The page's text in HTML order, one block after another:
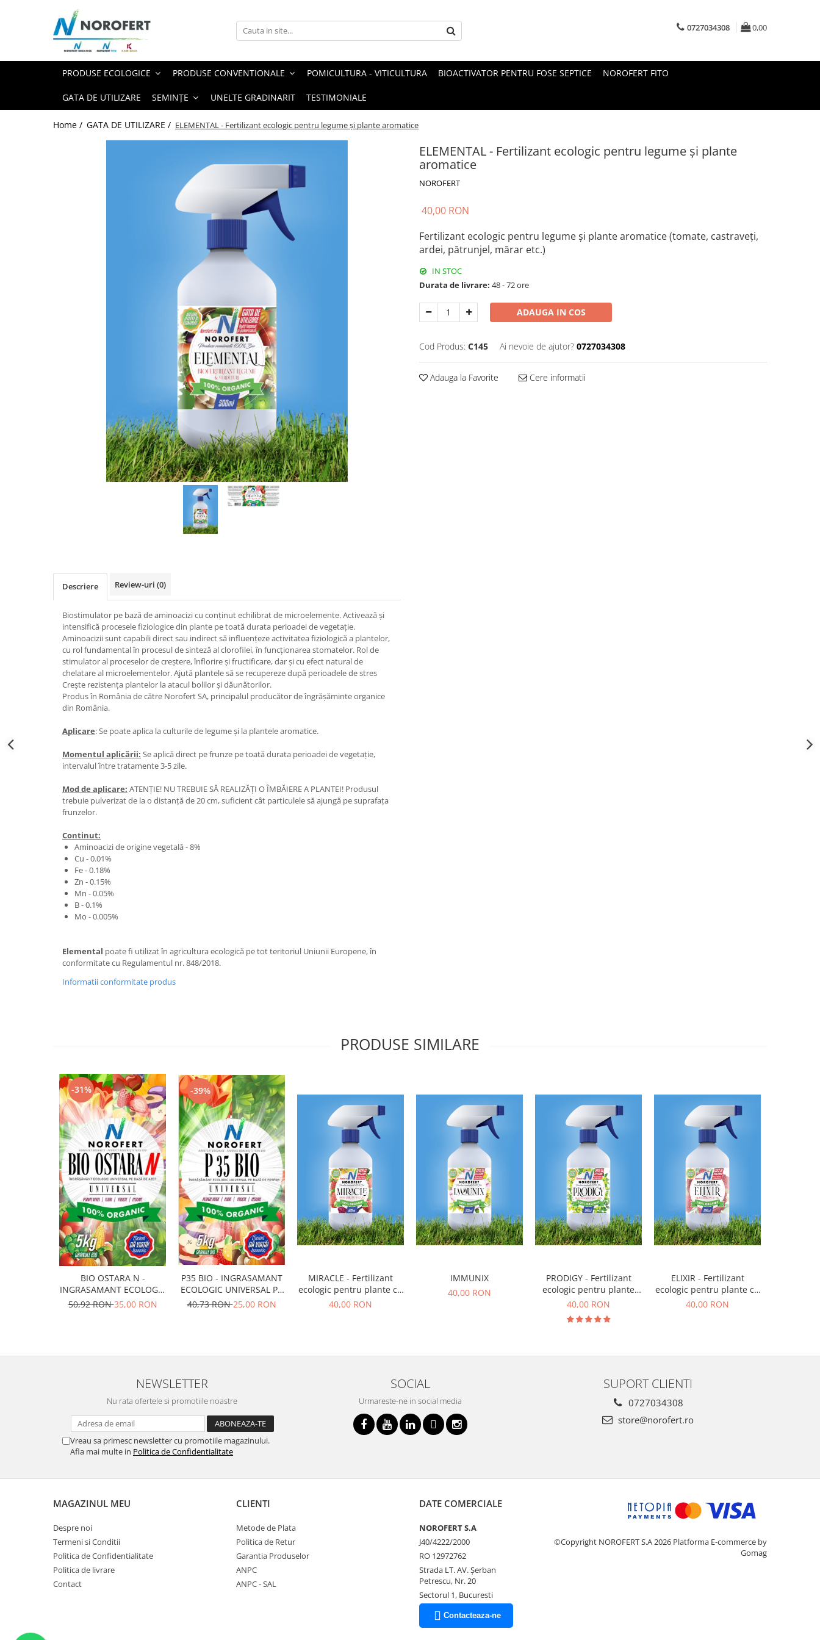
Produse ECOLOGICE
Produse speciale
Ingrasaminte solide de sol
Produse CONVENTIONALE
Ingrasaminte foliare conventionale
POWER MIX
Semințe
0727034308 0,00
PRODUSE ECOLOGICE PRODUSE CONVENTIONALE POMICULTURA - VITICULTURA BIOACTIVATOR PENTRU FOSE SEPTICE NOROFERT FITO
GATA DE UTILIZARE SEMINȚE UNELTE GRADINARIT TESTIMONIALE
Home / GATA DE UTILIZARE / ELEMENTAL - Fertilizant ecologic pentru legume și plante aromatice
ELEMENTAL - Fertilizant ecologic pentru legume și plante
aromatice
NOROFERT
40,00 RON
Fertilizant ecologic pentru legume și plante aromatice (tomate, castraveți,
ardei, pătrunjel, mărar etc.)
IN STOC
Durata de livrare: 48 - 72 ore
ADAUGA IN COS
Cod Produs: C145 Ai nevoie de ajutor? 0727034308
Adauga la Favorite Cere informatii
Descriere Review-uri (0)
Biostimulator pe bază de aminoacizi cu conținut echilibrat de microelemente. Activează și
intensifică procesele fiziologice din plante pe toată durata perioadei de vegetație.
Aminoacizii sunt capabili direct sau indirect să influențeze activitatea fiziologică a plantelor,
cu rol fundamental în procesul de sinteză al clorofilei, în funcționarea stomatelor. Rol de
stimulator al proceselor de creștere, înflorire și fructificare, dar și cu efect natural de
chelatare al microelementelor. Ajută plantele să se recupereze după perioadele de stres
Crește rezistența plantelor la atacul bolilor și dăunătorilor.
Produs în România de către Norofert SA, principalul producător de îngrășăminte organice
din România.
Aplicare: Se poate aplica la culturile de legume și la plantele aromatice.
Momentul aplicării: Se aplică direct pe frunze pe toată durata perioadei de vegetație,
intervalul între tratamente 3-5 zile.
Mod de aplicare: ATENȚIE! NU TREBUIE SĂ REALIZĂȚI O ÎMBĂIERE A PLANTEI! Produsul
trebuie pulverizat de la o distanță de 20 cm, suficient cât particulele să ajungă pe suprafața
frunzelor.
Continut:
Aminoacizi de origine vegetală - 8%
Cu - 0.01%
Fe - 0.18%
Zn - 0.15%
Mn - 0.05%
B - 0.1%
Mo - 0.005%
Elemental poate fi utilizat în agricultura ecologică pe tot teritoriul Uniunii Europene, în
conformitate cu Regulamentul nr. 848/2018.
Informatii conformitate produs
PRODUSE SIMILARE
-31%
BIO OSTARA N -
INGRASAMANT ECOLOGIC
UNIVERSAL PE BAZA DE
50,92 RON35,00 RON
-39%
P35 BIO - INGRASAMANT
ECOLOGIC UNIVERSAL PE
BAZA DE FOSFOR
40,73 RON25,00 RON
MIRACLE - Fertilizant
ecologic pentru plante cu
fructe
40,00 RON
IMMUNIX
40,00 RON
PRODIGY - Fertilizant
ecologic pentru plante
verzi
40,00 RON
ELIXIR - Fertilizant
ecologic pentru plante cu
flori
40,00 RON
NEWSLETTER
Nu rata ofertele si promotiile noastre
Vreau sa primesc newsletter cu promotiile magazinului.
Afla mai multe in Politica de Confidentialitate
SOCIAL
Urmareste-ne in social media
SUPORT CLIENTI
0727034308
store@norofert.ro
MAGAZINUL MEU
Despre noi
Termeni si Conditii
Politica de Confidentialitate
Politica de livrare
Contact
CLIENTI
Metode de Plata
Politica de Retur
Garantia Produselor
ANPC
ANPC - SAL
DATE COMERCIALE
NOROFERT S.A
J40/4222/2000
RO 12972762
Strada LT. AV. Şerban
Petrescu, Nr. 20
Sectorul 1, Bucuresti
Contacteaza-ne
©Copyright NOROFERT S.A 2026 Platforma E-commerce by
Gomag